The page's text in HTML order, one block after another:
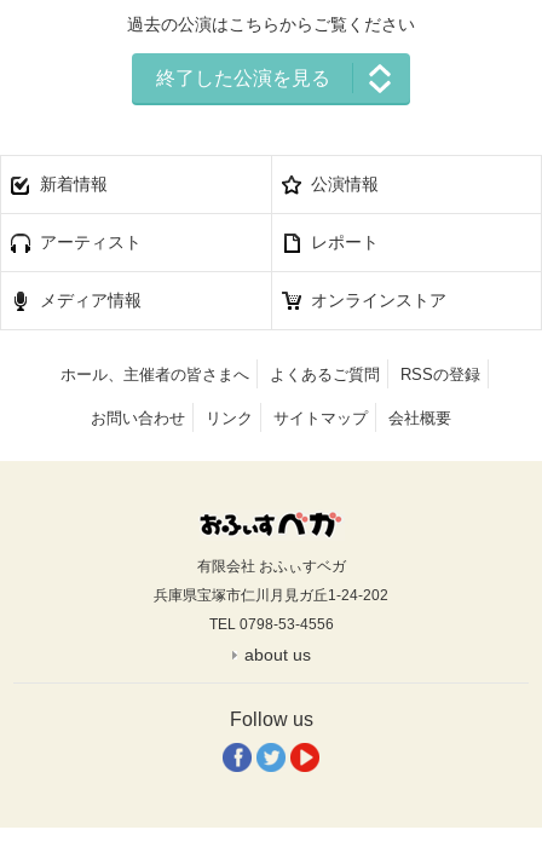
過去の公演はこちらからご覧ください
終了した公演を見る
新着情報 公演情報
アーティスト レポート
メディア情報 オンラインストア
ホール、主催者の皆さまへ よくあるご質問 RSSの登録
お問い合わせ リンク サイトマップ 会社概要
有限会社 おふぃすベガ
兵庫県宝塚市仁川月見ガ丘1-24-202
TEL 0798-53-4556
about us
Follow us